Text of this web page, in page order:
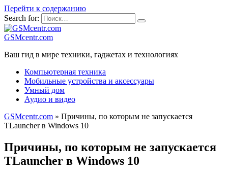
Перейти к содержанию
Search for:
GSMcentr.com
Ваш гид в мире техники, гаджетах и технологиях
Компьютерная техника
Мобильные устройства и аксессуары
Умный дом
Аудио и видео
GSMcentr.com » Причины, по которым не запускается
TLauncher в Windows 10
Причины, по которым не запускается
TLauncher в Windows 10